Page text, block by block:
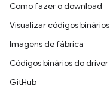
Como fazer o download
Visualizar códigos binários
Imagens de fábrica
Códigos binários do driver
GitHub